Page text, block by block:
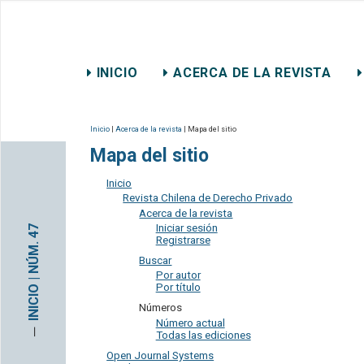
INICIO ACERCA DE LA REVISTA
─
INICIO | NÚM. 47
Inicio Acerca de la revista | Mapa del sitio
Mapa del sitio
Inicio
Revista Chilena de Derecho Privado
Acerca de la revista
Iniciar sesión
Registrarse
Buscar
Por autor
Por título
Números
Número actual
Todas las ediciones
Open Journal Systems